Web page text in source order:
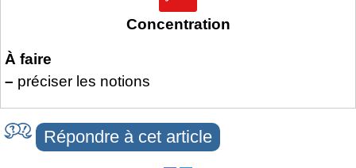
Concentration
À faire
– préciser les notions
Répondre à cet article